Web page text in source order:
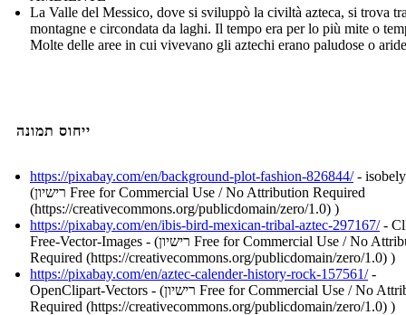
La Valle del Messico, dove si sviluppò la civiltà azteca, si trova
montagne e circondata da laghi. Il tempo era per lo più mite o
Molte delle aree in cui vivevano gli aztechi erano paludose o
ייחוס תמונה
https://pixabay.com/en/background-plot-fashion-826844/-
(רישיון Free for Commercial Use / No Attribution Required
(https://creativecommons.org/publicdomain/zero/1.0) )
https://pixabay.com/en/ibis-bird-mexican-tribal-aztec-297167/-
Free-Vector-Images - (רישיון Free for Commercial Use / No Attribution
Required (https://creativecommons.org/publicdomain/zero/1.0) )
https://pixabay.com/en/aztec-calender-history-rock-157561/-
OpenClipart-Vectors - (רישיון Free for Commercial Use / No Attribution
Required (https://creativecommons.org/publicdomain/zero/1.0) )